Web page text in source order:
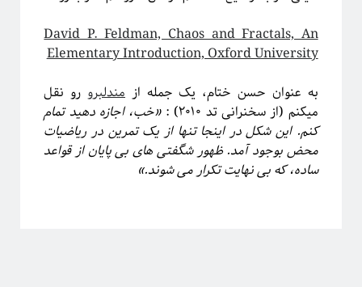
David P. Feldman, Chaos and Fractals, An
Elementary Introduction, Oxford University
به عنوان حسن ختام، یک جمله ازمندلبرو رو نقل
میکنم (از سخنرانی تد ۲۰۱۰) :
«خب، اجازه دهید تمام
کنم. این شکل در اینجا تنها از یک تمرین در ریاضیات
محض بوجود آمد. ظهور شگفتی های بی پایان از قواعد
ساده، که بی نهایت تکرار می شوند.»